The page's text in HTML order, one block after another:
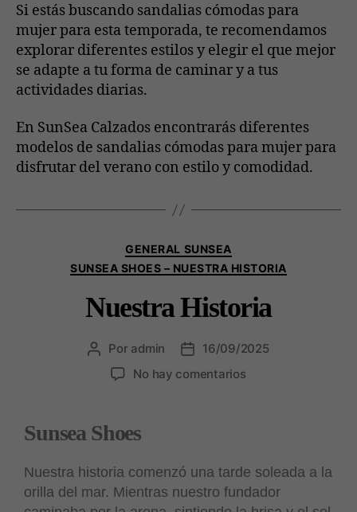
Si estás buscando sandalias cómodas para
mujer para esta temporada, te recomendamos
explorar diferentes estilos y elegir el que mejor
se adapte a tu forma de caminar y a tus
actividades diarias.
En SunSea Calzados encontrarás diferentes
modelos de sandalias cómodas para mujerpara
disfrutar del verano con estilo y comodidad.
GENERAL SUNSEA
SUNSEA SHOES – NUESTRA HISTORIA
Nuestra Historia
Por admin
16/09/2025
No hay comentarios
Sunsea Shoes
Nuestra historia comenzó una tarde soleada a la
orilla del mar. Mientras nuestro fundador